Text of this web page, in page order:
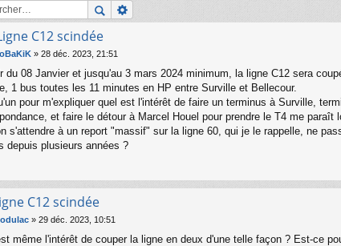
C12 scindée
» 28 déc. 2023, 21:51
du 08 Janvier et jusqu'au 3 mars 2024 minimum, la ligne C12 sera
1 bus toutes les 11 minutes en HP entre Surville et Bellecour.
pour m'expliquer quel est l'intérêt de faire un terminus à Surville,
et faire le détour à Marcel Houel pour prendre le T4 me
s'attendre à un report "massif" sur la ligne 60, qui je le rappelle, ne
depuis plusieurs années ?
C12 scindée
» 29 déc. 2023, 10:51
même l'intérêt de couper la ligne en deux d'une telle façon ? Est-ce